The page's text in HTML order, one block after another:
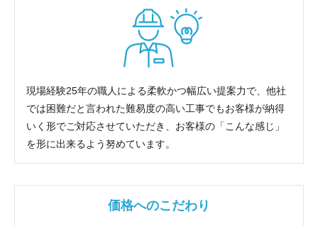
現場経験25年の職人による柔軟かつ幅広い提案力で、他社
では困難だと言われた難易度の高い工事でもお客様が納得
いく形でご対応させていただき、お客様の「こんな感じ」
を形に出来るよう努めています。
価格へのこだわり